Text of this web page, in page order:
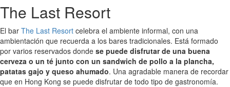
The Last Resort
El bar The Last Resort celebra el ambiente informal, con una
ambientación que recuerda a los bares tradicionales. Está formado
por varios reservados donde se puede disfrutar de una buena
cerveza o un té junto con un sandwich de pollo a la plancha,
patatas gajo y queso ahumado. Una agradable manera de recordar
que en Hong Kong se puede disfrutar de todo tipo de gastronomía.